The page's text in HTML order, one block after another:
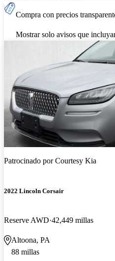
Compra con precios
Mostrar solo avisos que
Patrocinado porCourtesy Kia
2022 Lincoln Corsair
Reserve AWD 42,449 millas
Altoona, PA
88 millas